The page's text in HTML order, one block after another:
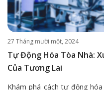
27 Tháng mười một, 2024
Tự Động Hóa Tòa Nhà:
Của Tương Lai
Khám phá cách tự động